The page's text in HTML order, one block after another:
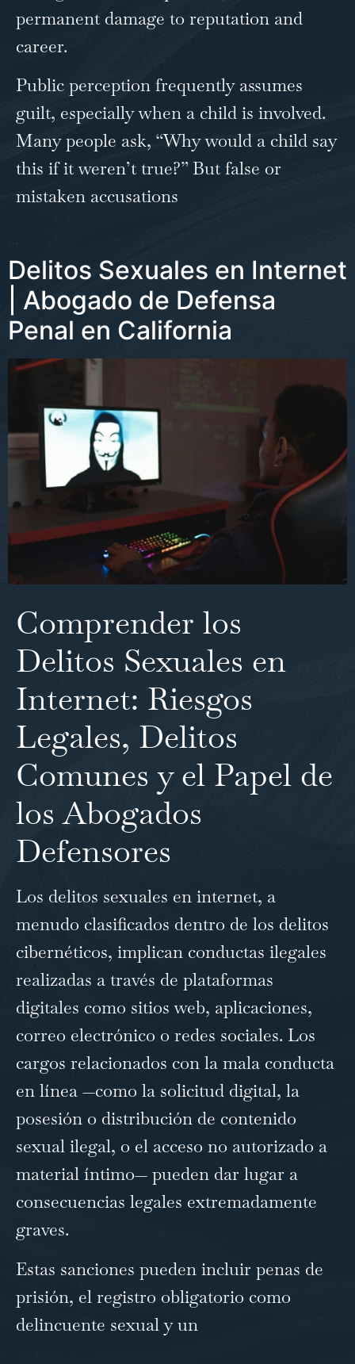
permanent damage to reputation and
career.
Public perception frequently assumes
guilt, especially when a child is involved.
Many people ask, “Why would a child say
this if it weren’t true?” But false or
mistaken accusations
…
Delitos Sexuales en Internet
| Abogado de Defensa
Penal en California
Comprender los
Delitos Sexuales en
Internet: Riesgos
Legales, Delitos
Comunes y el Papel de
los Abogados
Defensores
Los delitos sexuales en internet, a
menudo clasificados dentro de los delitos
cibernéticos, implican conductas ilegales
realizadas a través de plataformas
digitales como sitios web, aplicaciones,
correo electrónico o redes sociales. Los
cargos relacionados con la mala conducta
en línea —como la solicitud digital, la
posesión o distribución de contenido
sexual ilegal, o el acceso no autorizado a
material íntimo— pueden dar lugar a
consecuencias legales extremadamente
graves.
Estas sanciones pueden incluir penas de
prisión, el registro obligatorio como
delincuente sexual y un